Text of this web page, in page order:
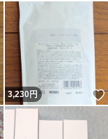
いいね！
3,230円